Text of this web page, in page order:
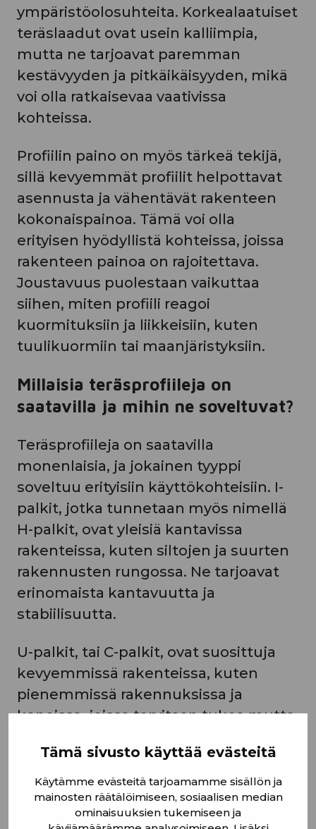
Tämä sivusto käyttää evästeitä
Käytämme evästeitä tarjoamamme sisällön ja
mainosten räätälöimiseen, sosiaalisen median
ominaisuuksien tukemiseen ja
ympäristöolosuhteita. Korkealaatuiset
teräslaadut ovat usein kalliimpia,
mutta ne tarjoavat paremman
kestävyyden ja pitkäikäisyyden, mikä
voi olla ratkaisevaa vaativissa
kohteissa.
Profiilin paino on myös tärkeä tekijä,
sillä kevyemmät profiilit helpottavat
asennusta ja vähentävät rakenteen
kokonaispainoa. Tämä voi olla
erityisen hyödyllistä kohteissa, joissa
rakenteen painoa on rajoitettava.
Joustavuus puolestaan vaikuttaa
siihen, miten profiili reagoi
kuormituksiin ja liikkeisiin, kuten
tuulikuormiin tai maanjäristyksiin.
Millaisia teräsprofiileja on
saatavilla ja mihin ne soveltuvat?
Teräsprofiileja on saatavilla
monenlaisia, ja jokainen tyyppi
soveltuu erityisiin käyttökohteisiin. I-
palkit, jotka tunnetaan myös nimellä
H-palkit, ovat yleisiä kantavissa
rakenteissa, kuten siltojen ja suurten
rakennusten rungossa. Ne tarjoavat
erinomaista kantavuutta ja
stabiilisuutta.
U-palkit, tai C-palkit, ovat suosittuja
kevyemmissä rakenteissa, kuten
pienemmissä rakennuksissa ja
koneissa, joissa tarvitaan tukea mutta
palkkien kohdalla. L-profiilit, tai
kulmaprofiilit, soveltuvat hyvin
kulmaliitoksiin ja vahvistuksiin, missä
niiden muoto tuo lisää tukea ja